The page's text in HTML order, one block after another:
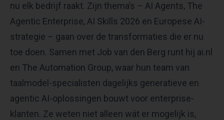
nu elk bedrijf raakt. Zijn thema’s – AI Agents, The
Agentic Enterprise, AI Skills 2026 en Europese AI-
strategie – gaan over de transformaties die er nu
toe doen. Samen met Job van den Berg runt hij ai.nl
en The Automation Group, waar hun team van
taalmodel-specialisten dagelijks generatieve en
agentic AI-oplossingen bouwt voor enterprise-
klanten. Ze weten niet alleen wát er mogelijk is,